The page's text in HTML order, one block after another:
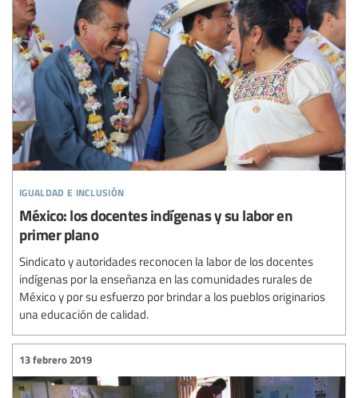
igualdad e inclusión
México: los docentes indígenas y su labor en
primer plano
Sindicato y autoridades reconocen la labor de los docentes
indígenas por la enseñanza en las comunidades rurales de
México y por su esfuerzo por brindar a los pueblos originarios
una educación de calidad.
13 febrero 2019